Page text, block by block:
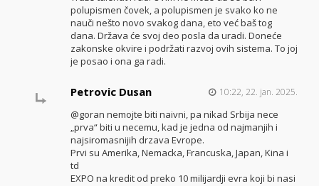
polupismen čovek, a polupismen je svako ko ne
nauči nešto novo svakog dana, eto već baš tog
dana. Država će svoj deo posla da uradi. Doneće
zakonske okvire i podržati razvoj ovih sistema. To joj
je posao i ona ga radi.
Petrovic Dusan 10:22, 22. jan. 2025.
@goran nemojte biti naivni, pa nikad Srbija nece
„prva“ biti u necemu, kad je jedna od najmanjih i
najsiromasnijih drzava Evrope.
Prvi su Amerika, Nemacka, Francuska, Japan, Kina i
td
EXPO na kredit od preko 10 milijardji evra koji bi nasi